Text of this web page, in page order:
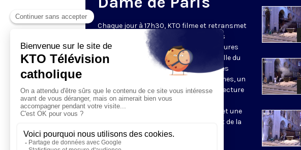
Chaque jour à 17h30, KTO filme et retransmet
les Vêpres depuis Notre-Dame de Paris
rouverte. Les Vêpres font partie des Heures
de l’Office divin, c’est la prière solennelle du
soir. L’office de Vêpres comprend, après
l’introduction, une hymne, deux Psaumes, un
Cantique du Nouveau Testament, une lecture
brève, le chant d’actions de grâces du
Magnificat, les prières d’intercession et une
brève oraison. Les textes des Vêpres et de la
messe sont presque toujours ceux
qu’indiquent le site